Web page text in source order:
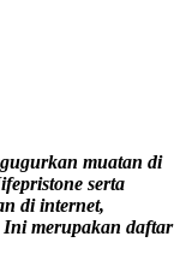
muatan di
serta
di internet,
Ini merupakan daftar